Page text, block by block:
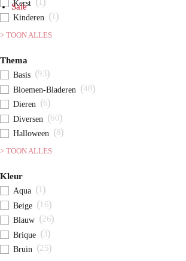
Sale
Kerst
Kinderen 1
> TOON ALLES
Thema
Basis 93
Bloemen-Bladeren 48
Dieren 6
Diversen 60
Halloween 8
> TOON ALLES
Kleur
Aqua 1
Beige 16
Blauw 26
Brique 3
Bruin 25